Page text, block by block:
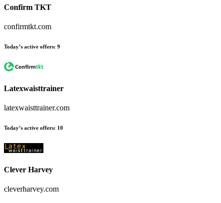
Confirm TKT
confirmtkt.com
Today’s active offers: 9
Latexwaisttrainer
latexwaisttrainer.com
Today’s active offers: 10
Clever Harvey
cleverharvey.com